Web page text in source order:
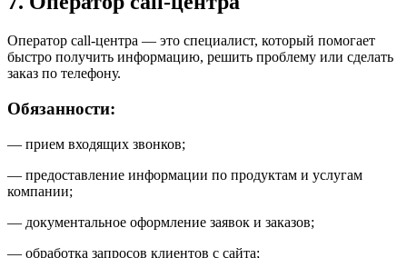
Оператор call-центра — это специалист, который помогает
быстро получить информацию, решить проблему или сделать
заказ по телефону.
Обязанности:
— прием входящих звонков;
— предоставление информации по продуктам и услугам
компании;
— документальное оформление заявок и заказов;
— обработка запросов клиентов с сайта;